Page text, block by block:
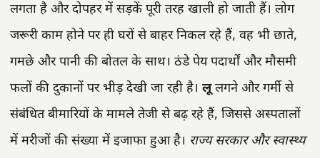
लगता है और दोपहर में सड़कें पूरी तरह खाली हो जाती हैं। लोग
जरूरी काम होने पर ही घरों से बाहर निकल रहे हैं, वह भी छाते,
गमछे और पानी की बोतल के साथ। ठंडे पेय पदार्थों और मौसमी
फलों की दुकानों पर भीड़ देखी जा रही है। लूलगने और गर्मी से
संबंधित बीमारियों के मामले तेजी से बढ़ रहे हैं, जिससे अस्पतालों
में मरीजों की संख्या में इजाफा हुआ है। राज्य सरकार और स्वास्थ्य